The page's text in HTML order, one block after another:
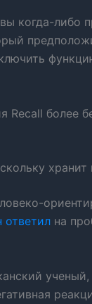
когда-либо
более
хранит
ответил на
ученый,